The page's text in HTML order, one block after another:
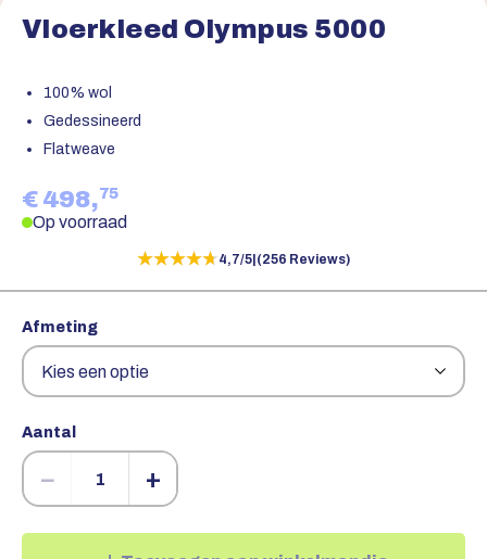
Vloerkleed Olympus 5000
100% wol
Gedessineerd
Flatweave
€ 498,75
Op voorraad
★★★★★
★★★★★4,7/5 (256 Reviews)
Afmeting
Aantal
− +